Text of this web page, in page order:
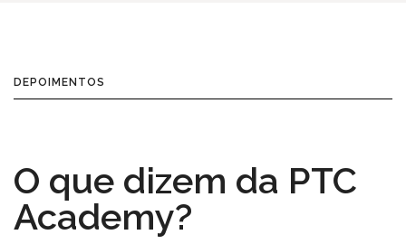
DEPOIMENTOS
O que dizem da PTC
Academy?